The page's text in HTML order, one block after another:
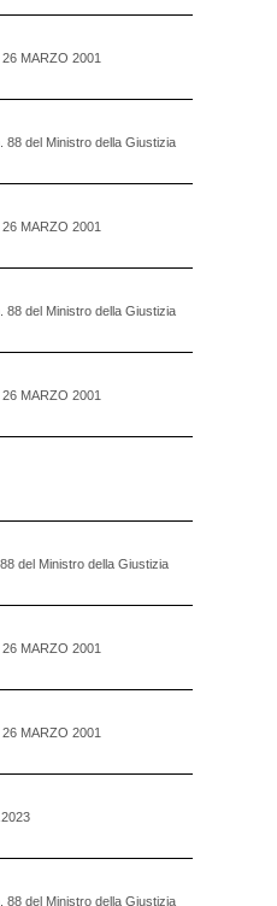
MARZO 2001
88 del Ministro della Giustizia
MARZO 2001
88 del Ministro della Giustizia
MARZO 2001
del Ministro della Giustizia
MARZO 2001
MARZO 2001
88 del Ministro della Giustizia